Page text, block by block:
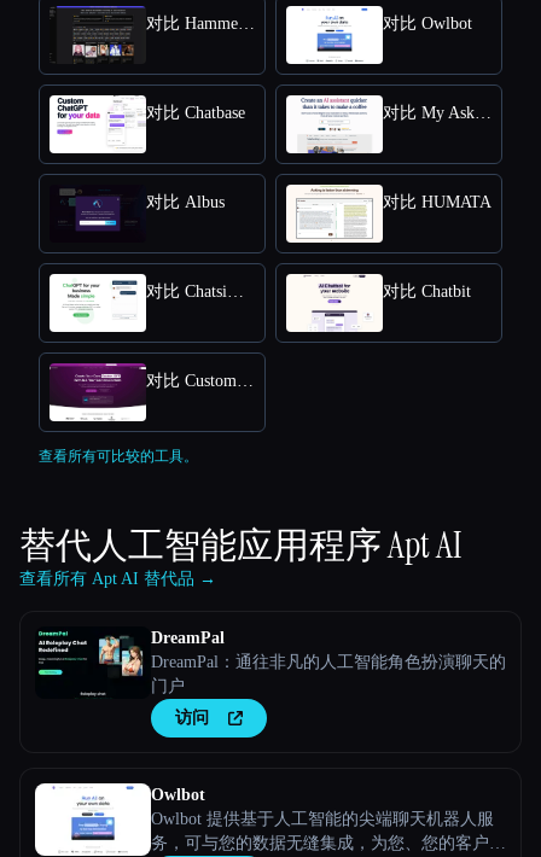
对比 HammerAI 对比 Owlbot
对比 Chatbase 对比 My AskAI
对比 Albus 对比 HUMATA
对比 Chatsimple 对比 Chatbit
对比 CustomGPT
查看所有可比较的工具。
替代人工智能应用程序Apt AI
查看所有 Apt AI 替代品 →
DreamPal
DreamPal：通往非凡的人工智能角色扮演聊天的
门户
访问
Owlbot
Owlbot 提供基于人工智能的尖端聊天机器人服
务，可与您的数据无缝集成，为您、您的客户或